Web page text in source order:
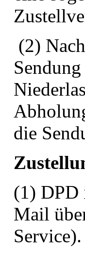
(2)
die
(1) DPD
Mail
Service).